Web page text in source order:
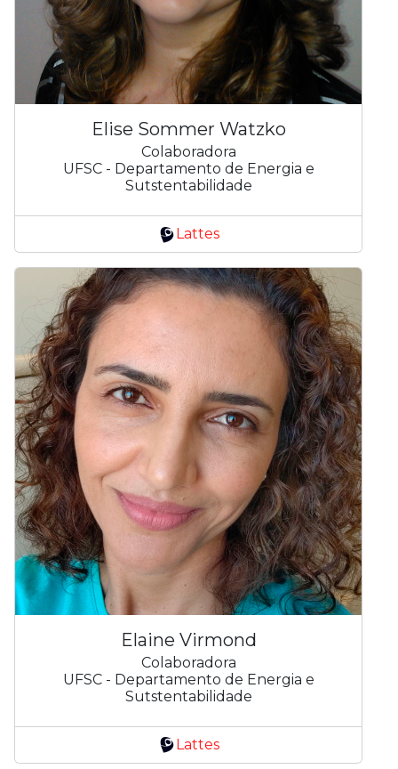
Elise Sommer Watzko
Colaboradora
UFSC - Departamento de Energia e
Sutstentabilidade
Lattes
Elaine Virmond
Colaboradora
UFSC - Departamento de Energia e
Sutstentabilidade
Lattes